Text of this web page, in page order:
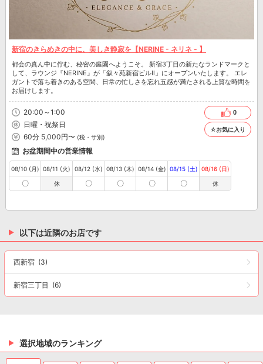
新宿のきらめきの中に、美しき静寂を【NERINE - ネリネ - 】
都会の真ん中に佇む、秘密の庭園へようこそ。 新宿3丁目の新たなランドマークと
して、ラウンジ『NERINE』が「叙々苑新宿ビルⅡ」にオープンいたします。 エレ
ガントで落ち着きのある空間、日常の忙しさを忘れ五感が満たされる上質な時間を
お届けします。
20:00～1:00
日曜・祝祭日
60分 5,000円〜 (税・サ別)
0
☆お気に入り
お盆期間中の営業情報
08/10 (月)
〇
08/11 (火)
休
08/12 (水)
〇
08/13 (木)
〇
08/14 (金)
〇
08/15 (土)
〇
08/16 (日)
休
以下は近隣のお店です
西新宿 (3)
新宿三丁目 (6)
選択地域のランキング